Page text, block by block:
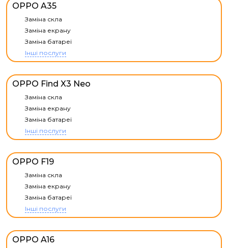
OPPO A35
Заміна скла
Заміна екрану
Заміна батареї
Інші послуги
OPPO Find X3 Neo
Заміна скла
Заміна екрану
Заміна батареї
Інші послуги
OPPO F19
Заміна скла
Заміна екрану
Заміна батареї
Інші послуги
OPPO A16